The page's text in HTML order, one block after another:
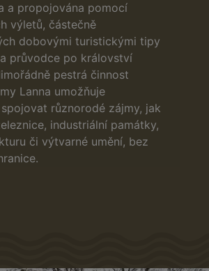
a propojována pomocí
výletů, částečně
dobovými turistickými tipy
průvodce po království
pestrá činnost
Lanna umožňuje
různorodé zájmy, jak
industriální památky,
či výtvarné umění, bez